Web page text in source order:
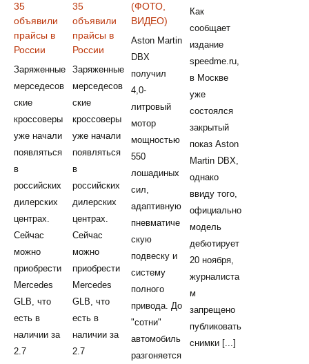
35
объявили
прайсы в
России
Заряженные
мерседесов
ские
кроссоверы
уже начали
появляться
в
российских
дилерских
центрах.
Сейчас
можно
приобрести
Mercedes
GLB, что
есть в
наличии за
2.7
35
объявили
прайсы в
России
Заряженные
мерседесов
ские
кроссоверы
уже начали
появляться
в
российских
дилерских
центрах.
Сейчас
можно
приобрести
Mercedes
GLB, что
есть в
наличии за
2.7
(ФОТО,
ВИДЕО)
Aston Martin
DBX
получил
4,0-
литровый
мотор
мощностью
550
лошадиных
сил,
адаптивную
пневматиче
скую
подвеску и
систему
полного
привода. До
"сотни"
автомобиль
разгоняется
Как
сообщает
издание
speedme.ru,
в Москве
уже
состоялся
закрытый
показ Aston
Martin DBX,
однако
ввиду того,
официально
модель
дебютирует
20 ноября,
журналиста
м
запрещено
публиковать
снимки [...]